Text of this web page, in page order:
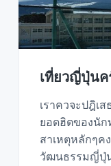
เที่ยวญี่ปุ่นค
เราควจะปฎิเ
ยอดฮิตของนัก
สาเหตุหลักๆค
วัฒนธรรมญี่ปุ่น